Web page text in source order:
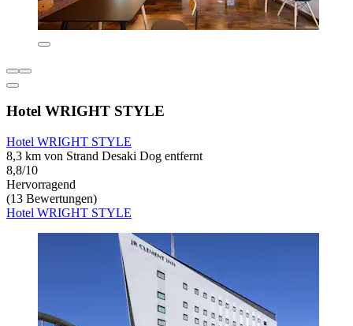
Hotel WRIGHT STYLE
Hotel WRIGHT STYLE
8,3 km von Strand Desaki Dog entfernt
8,8/10
Hervorragend
(13 Bewertungen)
Hotel WRIGHT STYLE